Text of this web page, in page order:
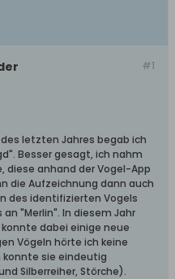
#1
letzten Jahres begab ich
Besser gesagt, ich nahm
anhand der Vogel-App
die Aufzeichnung dann auch
des identifizierten Vogels
"Merlin". In diesem Jahr
dabei einige neue
Vögeln hörte ich keine
konnte sie eindeutig
Silberreiher, Störche).